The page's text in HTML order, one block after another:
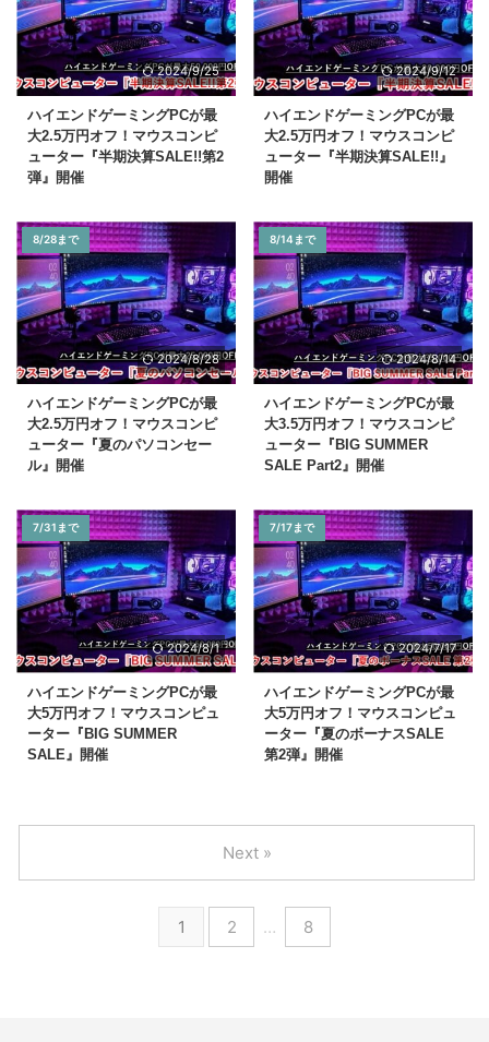
2024/9/25
ハイエンドゲーミングPCが最
大2.5万円オフ！マウスコンピ
ューター『半期決算SALE!!第2
弾』開催
2024/9/12
ハイエンドゲーミングPCが最
大2.5万円オフ！マウスコンピ
ューター『半期決算SALE!!』
開催
8/28まで
2024/8/28
ハイエンドゲーミングPCが最
大2.5万円オフ！マウスコンピ
ューター『夏のパソコンセー
ル』開催
8/14まで
2024/8/14
ハイエンドゲーミングPCが最
大3.5万円オフ！マウスコンピ
ューター『BIG SUMMER
SALE Part2』開催
7/31まで
2024/8/1
ハイエンドゲーミングPCが最
大5万円オフ！マウスコンピュ
ーター『BIG SUMMER
SALE』開催
7/17まで
2024/7/17
ハイエンドゲーミングPCが最
大5万円オフ！マウスコンピュ
ーター『夏のボーナスSALE
第2弾』開催
1 2 … 8
Next »